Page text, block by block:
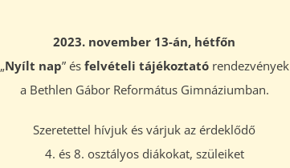
2023. november 13-án, hétfőn
„Nyílt nap” és felvételi tájékoztatórendezvények
a Bethlen Gábor Református Gimnáziumban.
Szeretettel hívjuk és várjuk az érdeklődő
4. és 8. osztályos diákokat, szüleiket